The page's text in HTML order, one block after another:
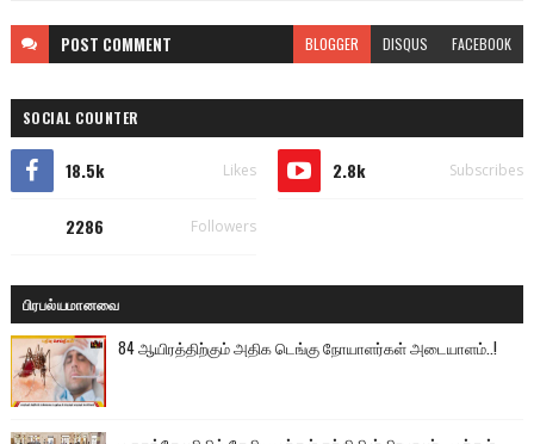
POST COMMENT BLOGGER DISQUS FACEBOOK
SOCIAL COUNTER
18.5k Likes 2.8k Subscribes
2286 Followers
பிரபல்யமானவை
84 ஆயிரத்திற்கும் அதிக டெங்கு நோயாளர்கள் அடையாளம்..!